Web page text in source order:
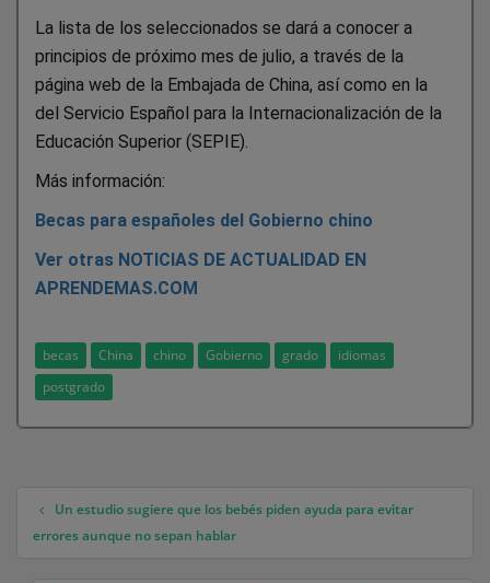
La lista de los seleccionados se dará a conocer a
principios de próximo mes de julio, a través de la
página web de la Embajada de China, así como en la
del Servicio Español para la Internacionalización de la
Educación Superior (SEPIE).
Más información:
Becas para españoles del Gobierno chino
Ver otras NOTICIAS DE ACTUALIDAD EN
APRENDEMAS.COM
becas China chino Gobierno grado
idiomas
postgrado
Navegación de entradas
Un estudio sugiere que los bebés piden ayuda para evitar
errores aunque no sepan hablar